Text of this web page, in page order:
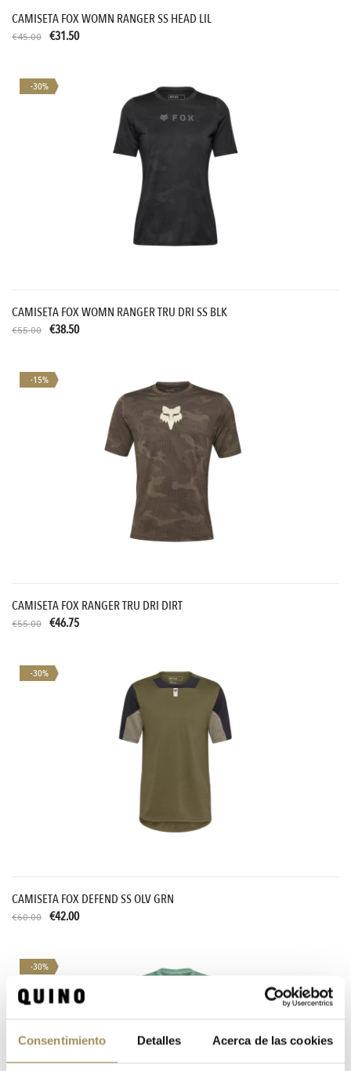
Consentimiento Detalles Acerca de las cookies
CAMISETA FOX WOMN RANGER SS HEAD LIL
€45.00 €31.50
-30%
CAMISETA FOX WOMN RANGER TRU DRI SS BLK
€55.00 €38.50
-15%
CAMISETA FOX RANGER TRU DRI DIRT
€55.00 €46.75
-30%
CAMISETA FOX DEFEND SS OLV GRN
€60.00 €42.00
-30%